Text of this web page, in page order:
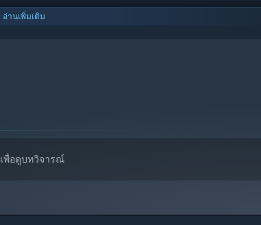
อ่านเพิ่มเติม
เพื่อดูบทวิจารณ์